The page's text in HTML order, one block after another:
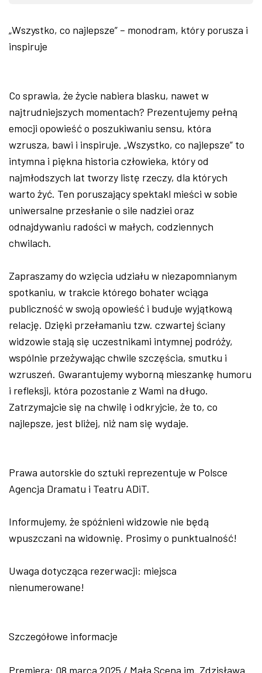
„Wszystko, co najlepsze” – monodram, który porusza i
inspiruje
Co sprawia, że życie nabiera blasku, nawet w
najtrudniejszych momentach? Prezentujemy pełną
emocji opowieść o poszukiwaniu sensu, która
wzrusza, bawi i inspiruje. „Wszystko, co najlepsze” to
intymna i piękna historia człowieka, który od
najmłodszych lat tworzy listę rzeczy, dla których
warto żyć. Ten poruszający spektakl mieści w sobie
uniwersalne przesłanie o sile nadziei oraz
odnajdywaniu radości w małych, codziennych
chwilach.
Zapraszamy do wzięcia udziału w niezapomnianym
spotkaniu, w trakcie którego bohater wciąga
publiczność w swoją opowieść i buduje wyjątkową
relację. Dzięki przełamaniu tzw. czwartej ściany
widzowie stają się uczestnikami intymnej podróży,
wspólnie przeżywając chwile szczęścia, smutku i
wzruszeń. Gwarantujemy wyborną mieszankę humoru
i refleksji, która pozostanie z Wami na długo.
Zatrzymajcie się na chwilę i odkryjcie, że to, co
najlepsze, jest bliżej, niż nam się wydaje.
Prawa autorskie do sztuki reprezentuje w Polsce
Agencja Dramatu i Teatru ADiT.
Informujemy, że spóźnieni widzowie nie będą
wpuszczani na widownię. Prosimy o punktualność!
Uwaga dotycząca rezerwacji: miejsca
nienumerowane!
Szczegółowe informacje
Premiera: 08 marca 2025 / Mała Scena im. Zdzisława